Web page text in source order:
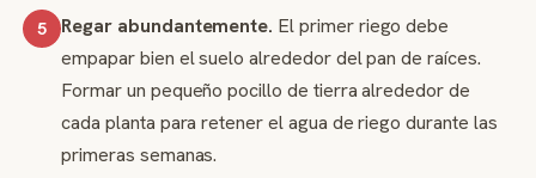
5 Regar abundantemente. El primer riego debe
empapar bien el suelo alrededor del pan de raíces.
Formar un pequeño pocillo de tierra alrededor de
cada planta para retener el agua de riego durante las
primeras semanas.